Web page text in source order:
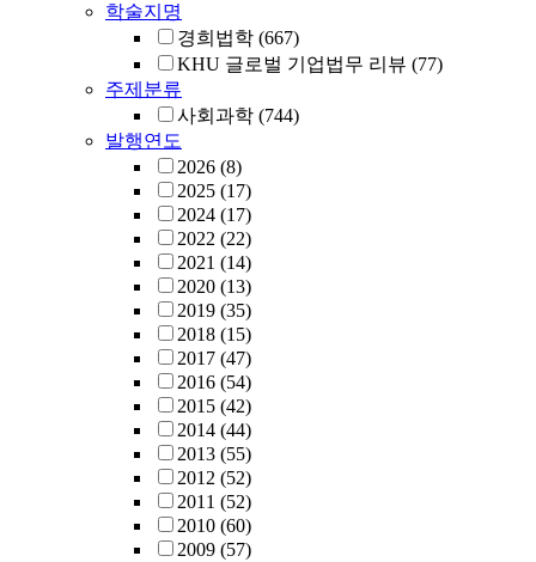
학술지명
경희법학 (667)
KHU 글로벌 기업법무 리뷰 (77)
주제분류
사회과학 (744)
발행연도
2026 (8)
2025 (17)
2024 (17)
2022 (22)
2021 (14)
2020 (13)
2019 (35)
2018 (15)
2017 (47)
2016 (54)
2015 (42)
2014 (44)
2013 (55)
2012 (52)
2011 (52)
2010 (60)
2009 (57)